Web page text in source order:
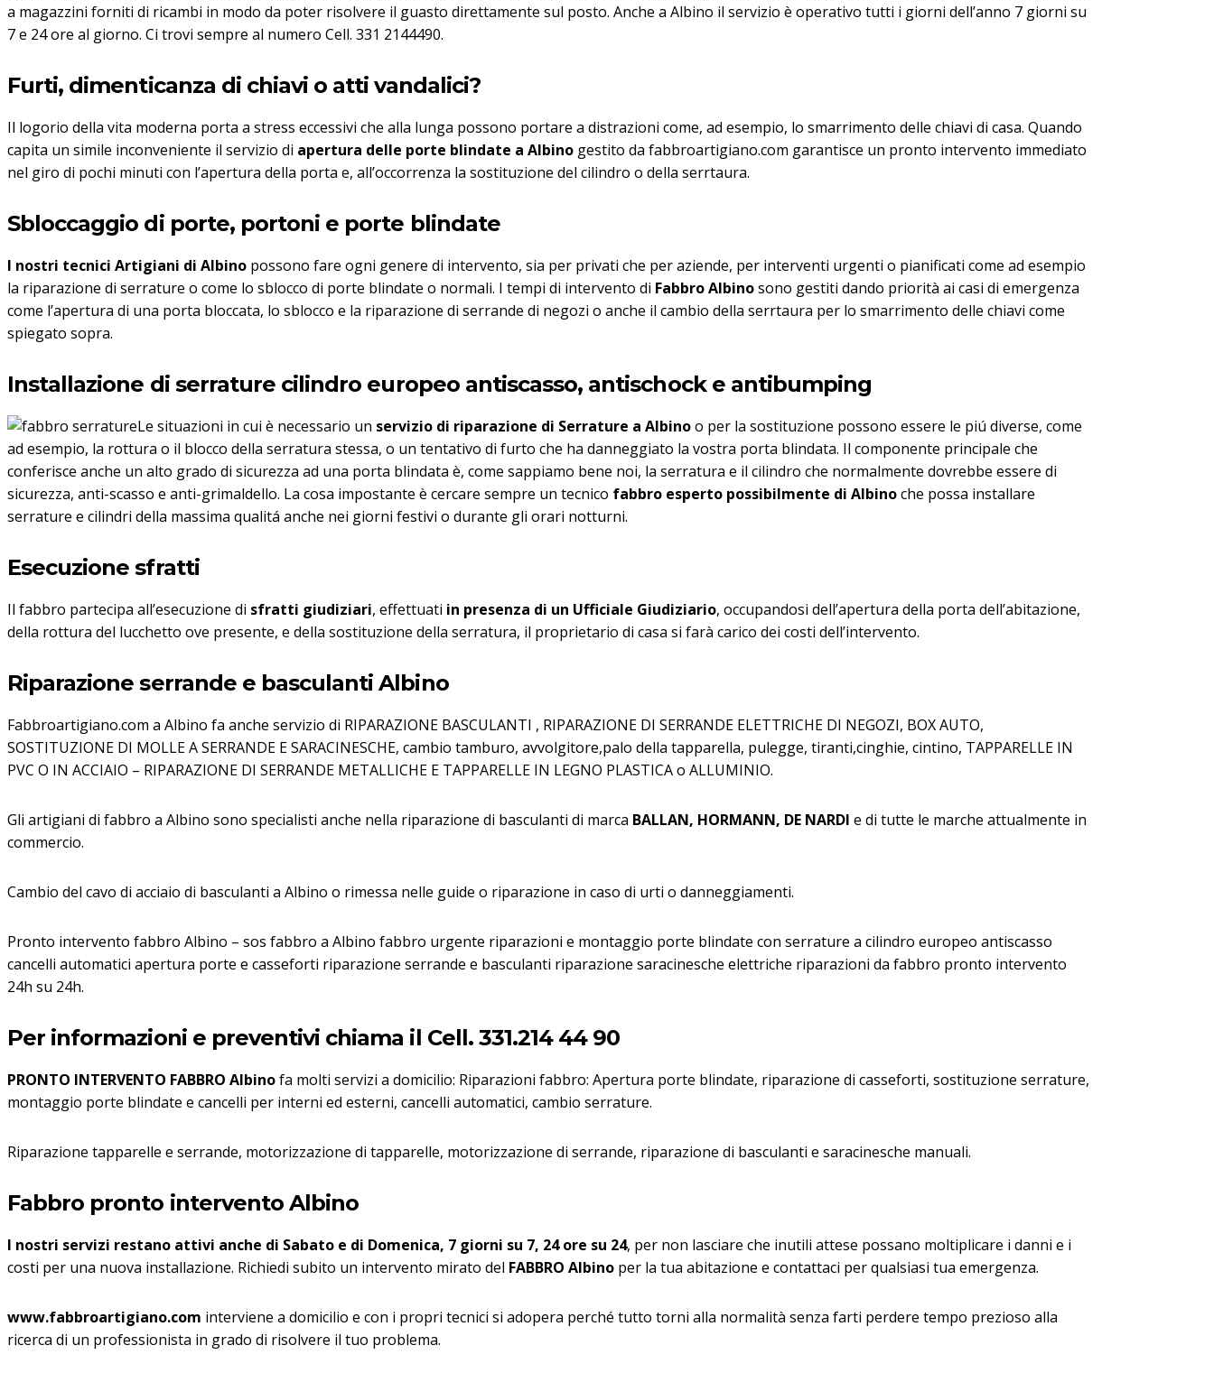
a magazzini forniti di ricambi in modo da poter risolvere il guasto direttamente sul posto. Anche a Albino il servizio è operativo tutti i giorni dell’anno 7 giorni su
7 e 24 ore al giorno. Ci trovi sempre al numero Cell. 331 2144490.
Furti, dimenticanza di chiavi o atti vandalici?
Il logorio della vita moderna porta a stress eccessivi che alla lunga possono portare a distrazioni come, ad esempio, lo smarrimento delle chiavi di casa. Quando
capita un simile inconveniente il servizio di apertura delle porte blindate a Albino gestito da fabbroartigiano.com garantisce un pronto intervento immediato
nel giro di pochi minuti con l’apertura della porta e, all’occorrenza la sostituzione del cilindro o della serrtaura.
Sbloccaggio di porte, portoni e porte blindate
I nostri tecnici Artigiani di Albino possono fare ogni genere di intervento, sia per privati che per aziende, per interventi urgenti o pianificati come ad esempio
la riparazione di serrature o come lo sblocco di porte blindate o normali. I tempi di intervento di Fabbro Albinosono gestiti dando priorità ai casi di emergenza
come l’apertura di una porta bloccata, lo sblocco e la riparazione di serrande di negozi o anche il cambio della serrtaura per lo smarrimento delle chiavi come
spiegato sopra.
Installazione di serrature cilindro europeo antiscasso, antischock e antibumping
Le situazioni in cui è necessario un servizio di riparazione di Serrature a Albinoo per la sostituzione possono essere le piú diverse, come
ad esempio, la rottura o il blocco della serratura stessa, o un tentativo di furto che ha danneggiato la vostra porta blindata. Il componente principale che
conferisce anche un alto grado di sicurezza ad una porta blindata è, come sappiamo bene noi, la serratura e il cilindro che normalmente dovrebbe essere di
sicurezza, anti-scasso e anti-grimaldello. La cosa impostante è cercare sempre un tecnico fabbro esperto possibilmente di Albinoche possa installare
serrature e cilindri della massima qualitá anche nei giorni festivi o durante gli orari notturni.
Esecuzione sfratti
Il fabbro partecipa all’esecuzione di sfratti giudiziari, effettuati in presenza di un Ufficiale Giudiziario, occupandosi dell’apertura della porta dell’abitazione,
della rottura del lucchetto ove presente, e della sostituzione della serratura, il proprietario di casa si farà carico dei costi dell’intervento.
Riparazione serrande e basculanti Albino
Fabbroartigiano.com a Albino fa anche servizio di RIPARAZIONE BASCULANTI , RIPARAZIONE DI SERRANDE ELETTRICHE DI NEGOZI, BOX AUTO,
SOSTITUZIONE DI MOLLE A SERRANDE E SARACINESCHE, cambio tamburo, avvolgitore,palo della tapparella, pulegge, tiranti,cinghie, cintino, TAPPARELLE IN
PVC O IN ACCIAIO – RIPARAZIONE DI SERRANDE METALLICHE E TAPPARELLE IN LEGNO PLASTICA o ALLUMINIO.
Gli artigiani di fabbro a Albino sono specialisti anche nella riparazione di basculanti di marca BALLAN, HORMANN, DE NARDI e di tutte le marche attualmente in
commercio.
Cambio del cavo di acciaio di basculanti a Albino o rimessa nelle guide o riparazione in caso di urti o danneggiamenti.
Pronto intervento fabbro Albino – sos fabbro a Albino fabbro urgente riparazioni e montaggio porte blindate con serrature a cilindro europeo antiscasso
cancelli automatici apertura porte e casseforti riparazione serrande e basculanti riparazione saracinesche elettriche riparazioni da fabbro pronto intervento
24h su 24h.
Per informazioni e preventivi chiama il Cell. 331.214 44 90
PRONTO INTERVENTO FABBRO Albinofa molti servizi a domicilio: Riparazioni fabbro: Apertura porte blindate, riparazione di casseforti, sostituzione serrature,
montaggio porte blindate e cancelli per interni ed esterni, cancelli automatici, cambio serrature.
Riparazione tapparelle e serrande, motorizzazione di tapparelle, motorizzazione di serrande, riparazione di basculanti e saracinesche manuali.
Fabbro pronto intervento Albino
I nostri servizi restano attivi anche di Sabato e di Domenica, 7 giorni su 7, 24 ore su 24, per non lasciare che inutili attese possano moltiplicare i danni e i
costi per una nuova installazione. Richiedi subito un intervento mirato del FABBRO Albino per la tua abitazione e contattaci per qualsiasi tua emergenza.
www.fabbroartigiano.com interviene a domicilio e con i propri tecnici si adopera perché tutto torni alla normalità senza farti perdere tempo prezioso alla
ricerca di un professionista in grado di risolvere il tuo problema.